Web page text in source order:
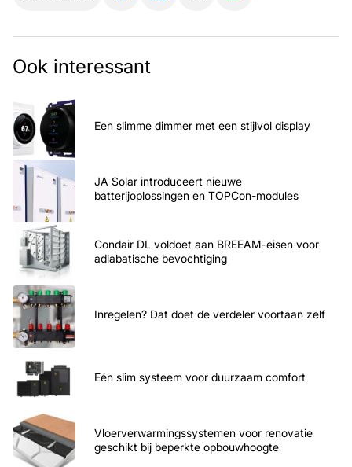
Ook interessant
Een slimme dimmer met een stijlvol display
JA Solar introduceert nieuwe
batterijoplossingen en TOPCon-modules
Condair DL voldoet aan BREEAM-eisen voor
adiabatische bevochtiging
Inregelen? Dat doet de verdeler voortaan zelf
Eén slim systeem voor duurzaam comfort
Vloerverwarmingssystemen voor renovatie
geschikt bij beperkte opbouwhoogte